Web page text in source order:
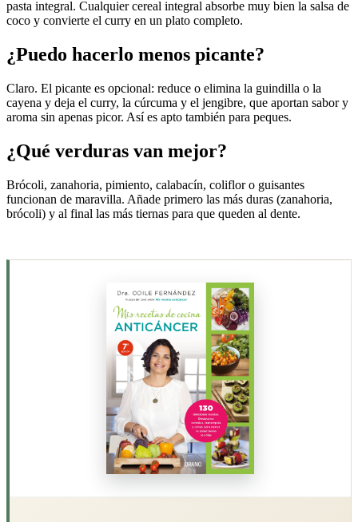
pasta integral. Cualquier cereal integral absorbe muy bien la salsa de
coco y convierte el curry en un plato completo.
¿Puedo hacerlo menos picante?
Claro. El picante es opcional: reduce o elimina la guindilla o la
cayena y deja el curry, la cúrcuma y el jengibre, que aportan sabor y
aroma sin apenas picor. Así es apto también para peques.
¿Qué verduras van mejor?
Brócoli, zanahoria, pimiento, calabacín, coliflor o guisantes
funcionan de maravilla. Añade primero las más duras (zanahoria,
brócoli) y al final las más tiernas para que queden al dente.